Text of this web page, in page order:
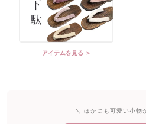
アイテムを見る ＞
＼ ほかにも可愛い小物